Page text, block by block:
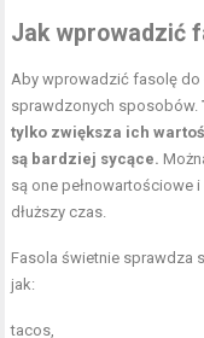
Jak wprowadzić
Aby wprowadzić fasolę
sprawdzonych sposobów.
tylko zwiększa ich
są bardziej sycące.
są one pełnowartościowe
dłuższy czas.
Fasola świetnie sprawdza
jak:
tacos,